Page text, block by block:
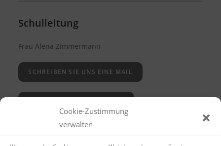
Cookie-Zustimmung
verwalten
Schulleitung
Frau Alena Zimmermann
SCHREIBEN SIE UNS EINE MAIL